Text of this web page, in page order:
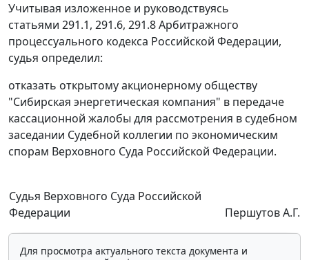
Учитывая изложенное и руководствуясь
статьями 291.1, 291.6, 291.8Арбитражного
процессуального кодекса Российской Федерации,
судья определил:
отказать открытому акционерному обществу
"Сибирская энергетическая компания" в передаче
кассационной жалобы для рассмотрения в судебном
заседании Судебной коллегии по экономическим
спорам Верховного Суда Российской Федерации.
Судья Верховного Суда Российской
Федерации
Першутов А.Г.
Для просмотра актуального текста документа и